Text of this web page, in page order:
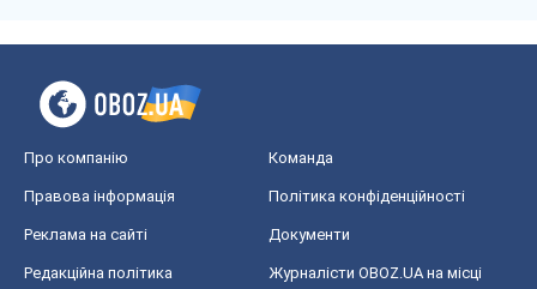
Про компанію Команда
Правова інформація Політика конфіденційності
Реклама на сайті Документи
Редакційна політика
Журналісти OBOZ.UA на місці